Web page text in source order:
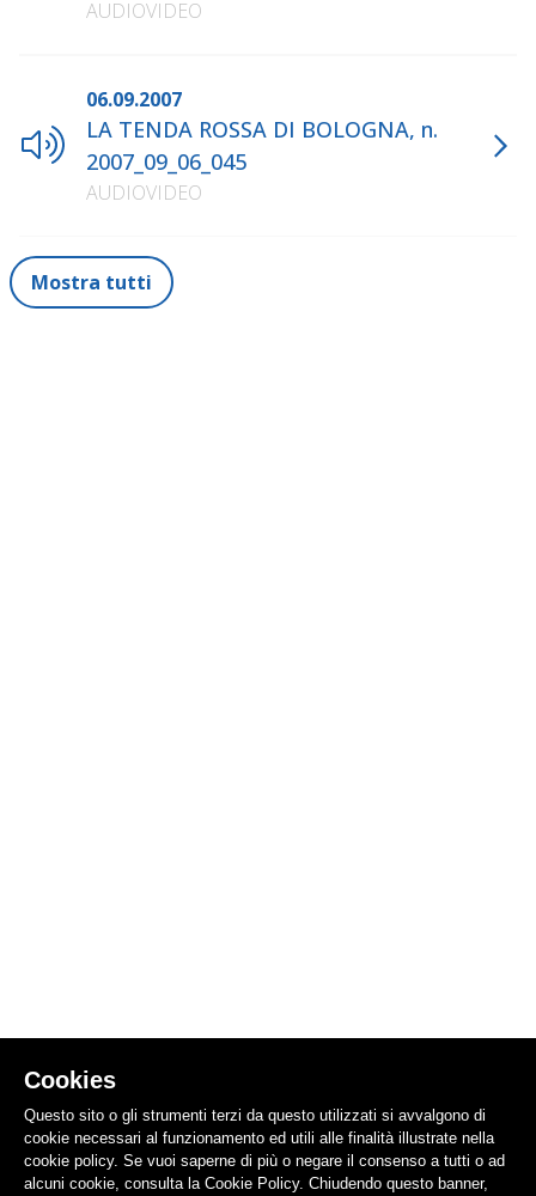
AUDIOVIDEO
06.09.2007
LA TENDA ROSSA DI BOLOGNA, n.
2007_09_06_045
AUDIOVIDEO
Mostra tutti
Cookies
Questo sito o gli strumenti terzi da questo utilizzati si avvalgono di
cookie necessari al funzionamento ed utili alle finalità illustrate nella
cookie policy. Se vuoi saperne di più o negare il consenso a tutti o ad
alcuni cookie, consulta la Cookie Policy. Chiudendo questo banner,